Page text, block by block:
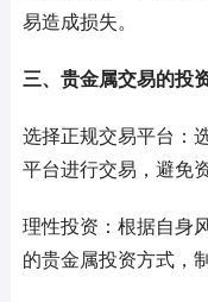
易造成损失。
三、贵金属交易的投
选择正规交易平台：
平台进行交易，避免
理性投资：根据自身
的贵金属投资方式，